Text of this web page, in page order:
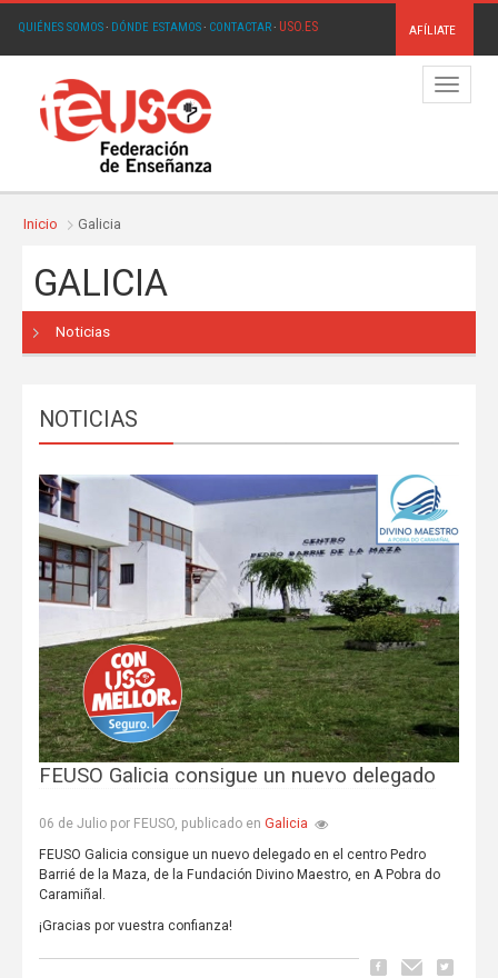
QUIÉNES SOMOS· DÓNDE ESTAMOS· CONTACTAR· USO.ES AFÍLIATE
Menú
Inicio Galicia
GALICIA
Noticias
NOTICIAS
FEUSO Galicia consigue un nuevo delegado
06 de Julio por FEUSO, publicado en Galicia
FEUSO Galicia consigue un nuevo delegado en el centro Pedro
Barrié de la Maza, de la Fundación Divino Maestro, en A Pobra do
Caramiñal.
¡Gracias por vuestra confianza!